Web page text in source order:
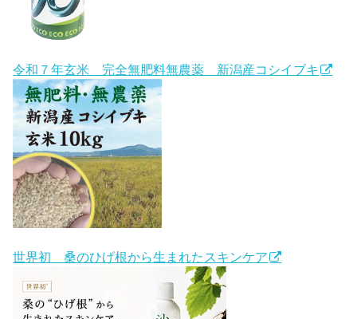
令和７年玄米 完全無肥料無農薬 新潟産コシイブキ
世界初 桑のひげ根から生まれたスキンケア